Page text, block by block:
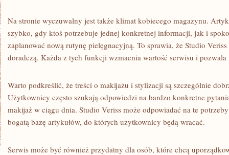
Na stronie wyczuwalny jest także klimat kobiecego magazynu.
szybko, gdy ktoś potrzebuje jednej konkretnej informacji, jak i
zaplanować nową rutynę pielęgnacyjną. To sprawia, że Studio
doradczą. Każda z tych funkcji wzmacnia wartość serwisu i
Warto podkreślić, że treści o makijażu i stylizacji są szczególnie
Użytkownicy często szukają odpowiedzi na bardzo konkretne
makijaż w ciągu dnia. Studio Veriss może odpowiadać na te
bogatą bazę artykułów, do których użytkownicy będą wracać.
Serwis może być również przydatny dla osób, które chcą